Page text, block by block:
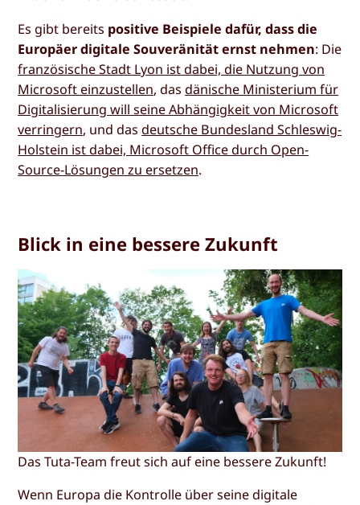
Es gibt bereits positive Beispiele dafür, dass die
Europäer digitale Souveränität ernst nehmen: Die
französische Stadt Lyon ist dabei, die Nutzung von
Microsoft einzustellen, dasdänische Ministerium für
Digitalisierung will seine Abhängigkeit von Microsoft
verringern, und dasdeutsche Bundesland Schleswig-
Holstein ist dabei, Microsoft Office durch Open-
Source-Lösungen zu ersetzen.
Blick in eine bessere Zukunft
Das Tuta-Team freut sich auf eine bessere Zukunft!
Wenn Europa die Kontrolle über seine digitale